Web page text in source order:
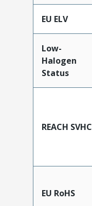
EU ELV
Low-
Halogen
Status
REACH SVHC
EU RoHS